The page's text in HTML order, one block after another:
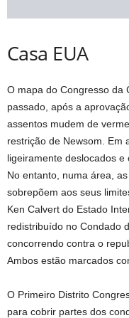
Casa EUA
O mapa do Congresso da
passado, após a
assentos mudem de
restrição de Newsom. Em
ligeiramente deslocados e
No entanto, numa área,
sobrepõem aos seus
Ken Calvert do Estado
redistribuído no Condado
concorrendo contra o
Ambos estão marcados
O Primeiro Distrito
para cobrir partes dos